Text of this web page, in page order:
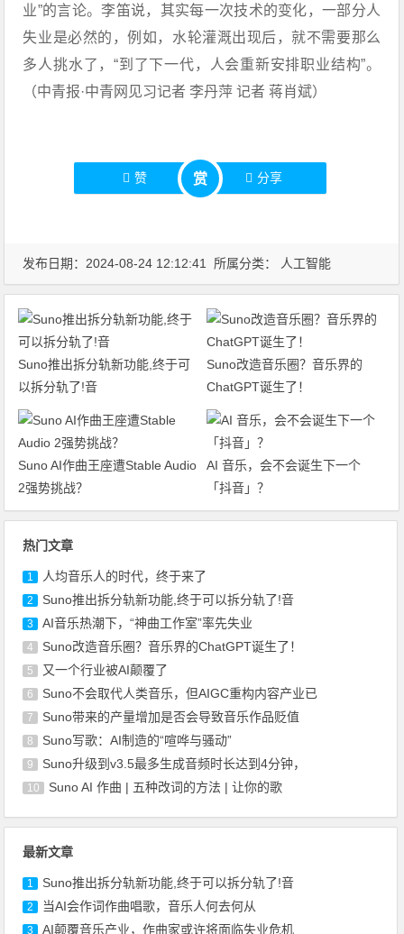
业”的言论。李笛说，其实每一次技术的变化，一部分人
失业是必然的，例如，水轮灌溉出现后，就不需要那么
多人挑水了，“到了下一代，人会重新安排职业结构”。
（中青报·中青网见习记者 李丹萍 记者 蒋肖斌）
赞 赏 分享
发布日期：2024-08-24 12:12:41 所属分类： 人工智能
Suno推出拆分轨新功能,终于可
以拆分轨了!音
Suno改造音乐圈？音乐界的
ChatGPT诞生了！
Suno AI作曲王座遭Stable Audio
2强势挑战？
AI 音乐，会不会诞生下一个
「抖音」？
热门文章
1 人均音乐人的时代，终于来了
2 Suno推出拆分轨新功能,终于可以拆分轨了!音
3 AI音乐热潮下，“神曲工作室”率先失业
4 Suno改造音乐圈？音乐界的ChatGPT诞生了！
5 又一个行业被AI颠覆了
6 Suno不会取代人类音乐，但AIGC重构内容产业已
7 Suno带来的产量增加是否会导致音乐作品贬值
8 Suno写歌：AI制造的“喧哗与骚动”
9 Suno升级到v3.5最多生成音频时长达到4分钟，
10 Suno AI 作曲 | 五种改词的方法 | 让你的歌
最新文章
1 Suno推出拆分轨新功能,终于可以拆分轨了!音
2 当AI会作词作曲唱歌，音乐人何去何从
3 AI颠覆音乐产业，作曲家或许将面临失业危机